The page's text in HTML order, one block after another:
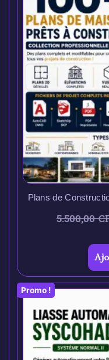
Plans de
5.500,00
Promo !